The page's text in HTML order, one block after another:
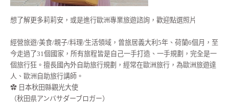
想了解更多莉莉安，或是進行歐洲專業旅遊諮詢，歡迎點選照片
經營旅遊/美食/親子/料理/生活領域，曾旅居義大利5年、荷蘭6個月，至
今走過了31個國家，所有旅程皆是自己一手打造、一手規劃，完全是一
個旅行狂。擅長國內外自助旅行規劃，經常在歐洲旅行，為歐洲旅遊達
人、歐洲自助旅行講師。
✿ 日本秋田縣觀光大使
（秋田県アンバサダーブロガー）